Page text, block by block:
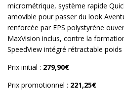
micrométrique, système rapide
amovible pour passer du look
renforcée par EPS polystyrène
MaxVision inclus, contre la
SpeedView intégré rétractable
Prix initial : 279,90€
Prix promotionnel : 221,25€